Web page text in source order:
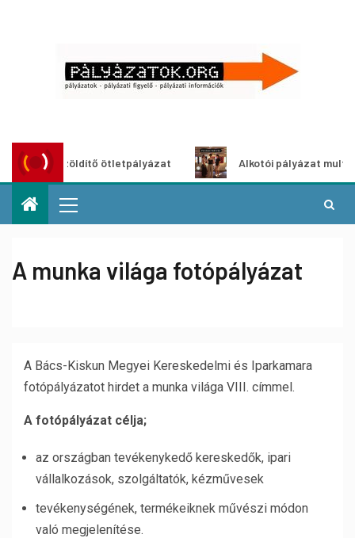
ötletpályázat Alkotói pályázat multimédia-
A munka világa fotópályázat
A Bács-Kiskun Megyei Kereskedelmi és Iparkamara
fotópályázatot hirdet a munka világa VIII. címmel.
A fotópályázat célja;
az országban tevékenykedő kereskedők, ipari
vállalkozások, szolgáltatók, kézművesek
tevékenységének, termékeiknek művészi módon
való megjelenítése.